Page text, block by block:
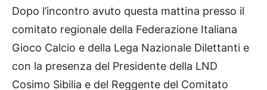
Dopo l’incontro avuto questa mattina presso il
comitato regionale della Federazione Italiana
Gioco Calcio e della Lega Nazionale Dilettanti e
con la presenza del Presidente della LND
Cosimo Sibilia e del Reggente del Comitato